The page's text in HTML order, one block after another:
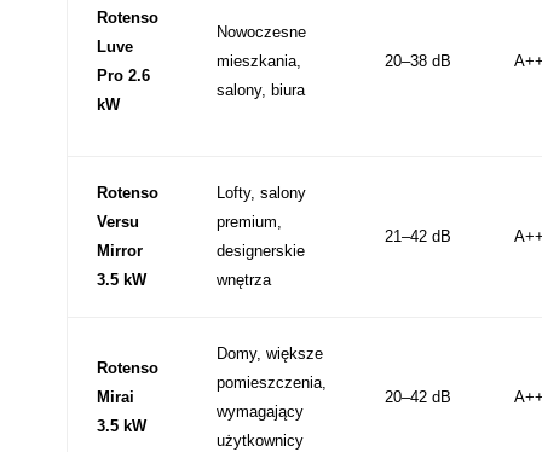
Rotenso
Luve
Pro 2.6
kW
Nowoczesne
mieszkania,
salony, biura
20–38 dB
Rotenso
Versu
Mirror
3.5 kW
Lofty, salony
premium,
designerskie
wnętrza
21–42 dB
Rotenso
Mirai
3.5 kW
Domy, większe
pomieszczenia,
wymagający
użytkownicy
20–42 dB